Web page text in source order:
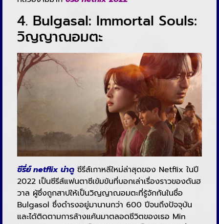
4. Bulgasal: Immortal Souls:
วิญญาณอมตะ
ซีรี่ย์ netflix น่าดู ซีรีส์เกาหลีใหม่ล่าสุดของ Netflix ในปี
2022 เป็นซีรีส์แฟนตาซีเข้มข้นที่บอกเล่าเรื่องราวของดันฮ
วาล ผู้ซึ่งถูกสาปให้เป็นวิญญาณอมตะที่รู้จักกันในชื่อ
Bulgasol ซึ่งดำรงอยู่มานานกว่า 600 ปีจนถึงปัจจุบัน
และได้ติดตามการล้างแค้นมาตลอดชีวิตของเธอ Min